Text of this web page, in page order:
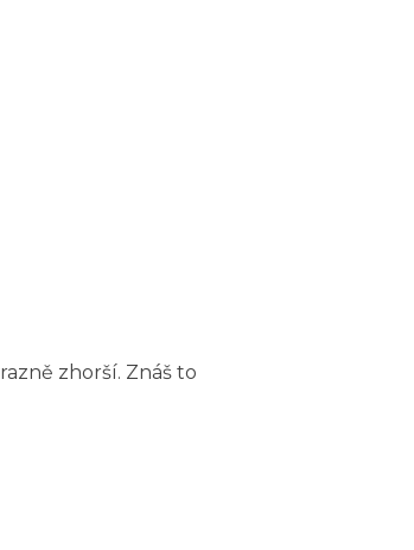
zhorší. Znáš to